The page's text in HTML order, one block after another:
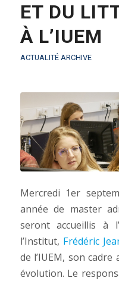
ET DU
À L’IUEM
ACTUALITÉ ARCHIVE
Mercredi 1er
année de master
seront accueillis à
l’Institut, Frédéric
de l’IUEM, son
évolution. Le